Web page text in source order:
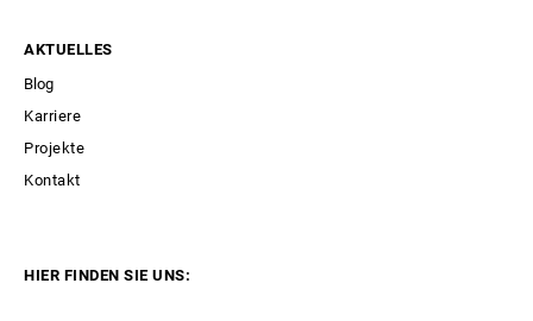
AKTUELLES
Blog
Karriere
Projekte
Kontakt
HIER FINDEN SIE UNS: